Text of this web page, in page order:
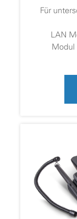
Für
LAN
Modul